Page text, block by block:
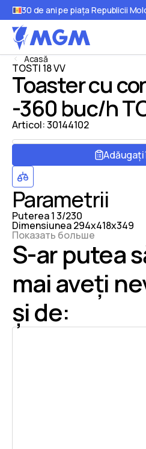
30 de ani pe piața Republicii
Acasă
TOSTI 18 VV
Toaster cu
-360 buc/h
Articol:30144102
Adăugați
Parametrii
Puterea13/230
Dimensiunea294x418x349
Показать больше
S-ar putea
mai aveți
și de: